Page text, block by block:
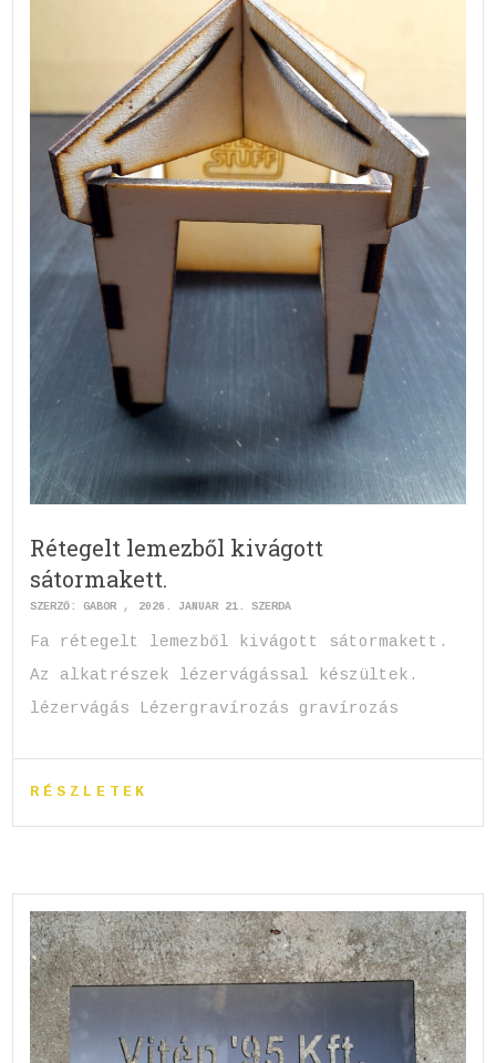
Rétegelt lemezből kivágott
sátormakett.
SZERZŐ:GABOR 2026. JANUÁR 21. SZERDA
Fa rétegelt lemezből kivágott sátormakett.
Az alkatrészek lézervágással készültek.
lézervágás Lézergravírozás gravírozás
RÉSZLETEK